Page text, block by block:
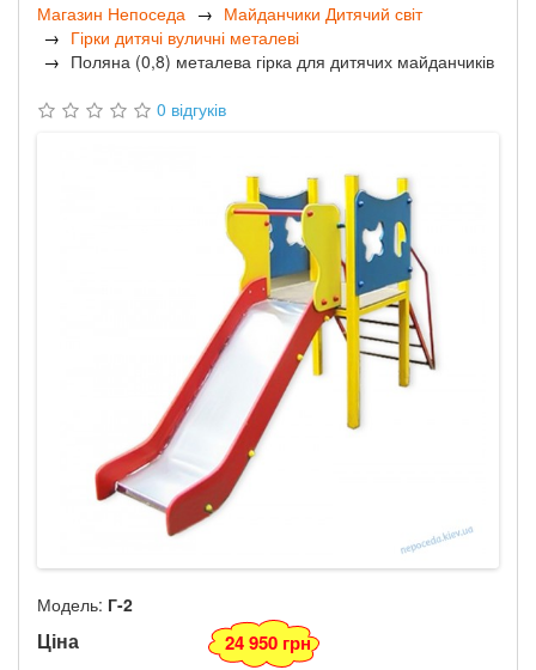
Магазин Непоседа
Майданчики Дитячий світ
Гірки дитячі вуличні металеві
Поляна (0,8) металева гірка для дитячих майданчиків
0 відгуків
Модель: Г-2
Ціна 24 950 грн